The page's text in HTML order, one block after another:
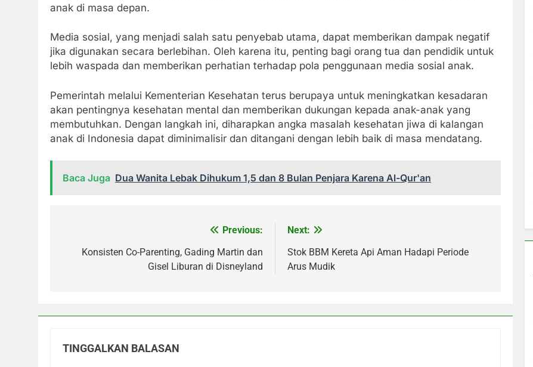
anak di masa depan.
Media sosial, yang menjadi salah satu penyebab utama, dapat memberikan dampak negatif
jika digunakan secara berlebihan. Oleh karena itu, penting bagi orang tua dan pendidik untuk
lebih waspada dan memberikan perhatian terhadap pola penggunaan media sosial anak.
Pemerintah melalui Kementerian Kesehatan terus berupaya untuk meningkatkan kesadaran
akan pentingnya kesehatan mental dan memberikan dukungan kepada anak-anak yang
membutuhkan. Dengan langkah ini, diharapkan angka masalah kesehatan jiwa di kalangan
anak di Indonesia dapat diminimalisir dan ditangani dengan lebih baik di masa mendatang.
Baca Juga Dua Wanita Lebak Dihukum 1,5 dan 8 Bulan Penjara Karena Al-Qur'an
pos
Previous:
Konsisten Co-Parenting, Gading Martin dan
Gisel Liburan di Disneyland
Next:
Stok BBM Kereta Api Aman Hadapi Periode
Arus Mudik
TINGGALKAN BALASAN